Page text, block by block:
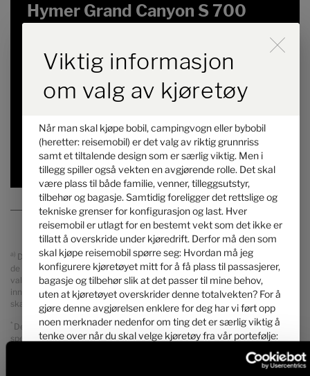
Hymer Grand Canyon S 700
kr 2 113 000,–
6,97 m 4100 kg
Valgt
a) Det dreier seg om en uforbindtlig prisanbefaling i NKR, som baserer på
de norsk salgsprisene. Priser i andre land kan avvike på grunn av
valutaomregning, utstyr i landet, moms, gebyr, transportkostnader og
innføringstoll. Din handelspartner informerer deg gjerne om prisene,
skattene og gebyrene som gjelder for ditt land.
* Den angitte vekten i kjøreklar tilstand er den standardverdien som er
spesifisert i typegodkjenningsprosessen. På grunn av
fabrikasjonstoleransene kan den faktiske vekten i kjøreklar tilstand
avvike fra de verdiene som er angitt over. Avvik på opptil ± 5 % av
Durch Scrolling wird der
Viktig informasjon
om valg av kjøretøy
Når man skal kjøpe bobil, campingvogn eller bybobil
(heretter: reisemobil) er det valg av riktig grunnriss
samt et tiltalende design som er særlig viktig. Men i
tillegg spiller også vekten en avgjørende rolle. Det skal
være plass til både familie, venner, tilleggsutstyr,
tilbehør og bagasje. Samtidig foreligger det rettslige og
tekniske grenser for konfigurasjon og last. Hver
reisemobil er utlagt for en bestemt vekt som det ikke er
tillatt å overskride under kjøredrift. Derfor må den som
skal kjøpe reisemobil spørre seg: Hvordan må jeg
konfigurere kjøretøyet mitt for å få plass til passasjerer,
bagasje og tilbehør slik at det passer til mine behov,
uten at kjøretøyet overskrider denne totalvekten? For å
gjøre denne avgjørelsen enklere for deg har vi ført opp
noen merknader nedenfor om ting det er særlig viktig å
tenke over når du skal velge kjøretøy fra vår portefølje: